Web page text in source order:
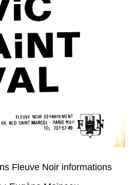
Fleuve Noir informations